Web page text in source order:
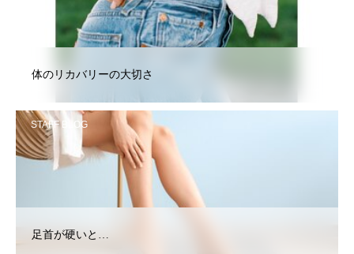
体のリカバリーの大切さ
STAFF BLOG
足首が硬いと…